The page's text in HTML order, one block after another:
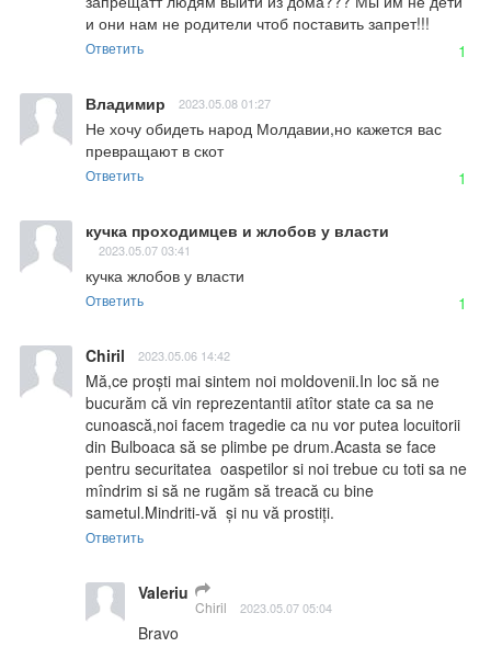
и они нам не родители чтоб поставить запрет!!!
Ответить 1
Владимир 2023.05.08 01:27
Не хочу обидеть народ Молдавии,но кажется вас
превращают в скот
Ответить 1
кучка проходимцев и жлобов у власти
2023.05.07 03:41
кучка жлобов у власти
Ответить 1
Chiril 2023.05.06 14:42
Mă,ce proști mai sintem noi moldovenii.In loc să ne
bucurăm că vin reprezentantii atîtor state ca sa ne
cunoască,noi facem tragedie ca nu vor putea locuitorii
din Bulboaca să se plimbe pe drum.Acasta se face
pentru securitatea  oaspetilor si noi trebue cu toti sa ne
mîndrim si să ne rugăm să treacă cu bine
sametul.Mindriti-vă  și nu vă prostiți.
Ответить
Valeriu
Chiril 2023.05.07 05:04
Bravo